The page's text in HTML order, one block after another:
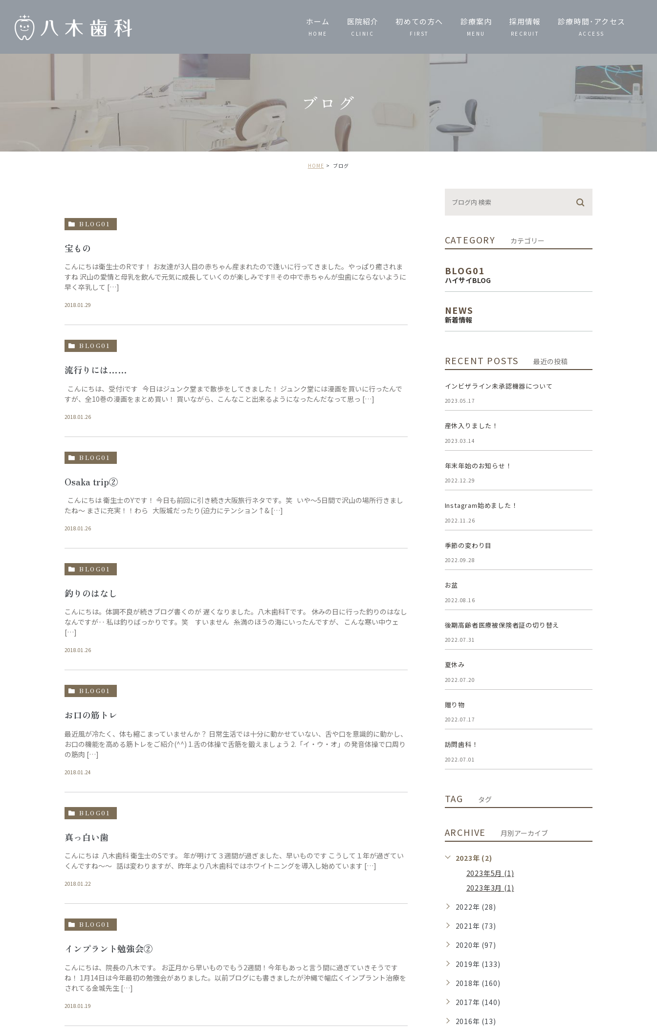
ホーム
HOME
医院紹介
CLINIC
院内技工
院内紹介
初めての方へ
FIRST
診療案内
MENU
一般歯科・小児
歯周病治療
予防治療・定期
検診
インプラント治
療
審美治療
採用情報
RECRUIT
診療時間･アクセス
ACCESS
ブログ
HOME ブログ
BLOG01
宝もの
こんにちは衛生士のRです！ お友達が3人目の赤ちゃん産まれたので逢いに行ってきました。やっぱり癒されま
すね 沢山の愛情と母乳を飲んで元気に成長していくのが楽しみです!! その中で赤ちゃんが虫歯にならないように
早く卒乳して […]
2018.01.29
BLOG01
流行りには……
こんにちは、受付iです 今日はジュンク堂まで散歩をしてきました！ ジュンク堂には漫画を買いに行ったんで
すが、全10巻の漫画をまとめ買い！ 買いながら、こんなこと出来るようになったんだなって思っ […]
2018.01.26
BLOG01
Osaka trip②
こんにちは 衛生士のYです！ 今日も前回に引き続き大阪旅行ネタです。笑 いや〜5日間で沢山の場所行きまし
たね〜 まさに充実！！わら 大阪城だったり(迫力にテンション↑& […]
2018.01.26
BLOG01
釣りのはなし
こんにちは。体調不良が続きブログ書くのが 遅くなりました。八木歯科Tです。 休みの日に行った釣りのはなし
なんですが‥ 私は釣りばっかりです。笑 すいません 糸満のほうの海にいったんですが、 こんな寒い中ウェ
[…]
2018.01.26
BLOG01
お口の筋トレ
最近風が冷たく、体も縮こまっていませんか？ 日常生活では十分に動かせていない、舌や口を意識的に動かし、
お口の機能を高める筋トレをご紹介(^^) 1.舌の体操で舌筋を鍛えましょう 2.「イ・ウ・オ」の発音体操で口周り
の筋肉 […]
2018.01.24
BLOG01
真っ白い歯
こんにちは 八木歯科 衛生士のSです。 年が明けて３週間が過ぎました、早いものです こうして１年が過ぎてい
くんですね〜〜 話は変わりますが、昨年より八木歯科ではホワイトニングを導入し始めています […]
2018.01.22
BLOG01
インプラント勉強会②
こんにちは、院長の八木です。 お正月から早いものでもう2週間！今年もあっと言う間に過ぎていきそうです
ね！ 1月14日は今年最初の勉強会がありました。以前ブログにも書きましたが沖縄で幅広くインプラント治療を
されてる金城先生 […]
2018.01.19
CATEGORY カテゴリー
BLOG01
ハイサイBLOG
NEWS
新着情報
RECENT POSTS 最近の投稿
インビザライン未承認機器について
2023.05.17
産休入りました！
2023.03.14
年末年始のお知らせ！
2022.12.29
Instagram始めました！
2022.11.26
季節の変わり目
2022.09.28
お盆
2022.08.16
後期高齢者医療被保険者証の切り替え
2022.07.31
夏休み
2022.07.20
贈り物
2022.07.17
訪問歯科！
2022.07.01
TAG タグ
ARCHIVE 月別アーカイブ
2023年 (2)
2023年5月 (1)
2023年3月 (1)
2022年 (28)
2021年 (73)
2020年 (97)
2019年 (133)
2018年 (160)
2017年 (140)
2016年 (13)